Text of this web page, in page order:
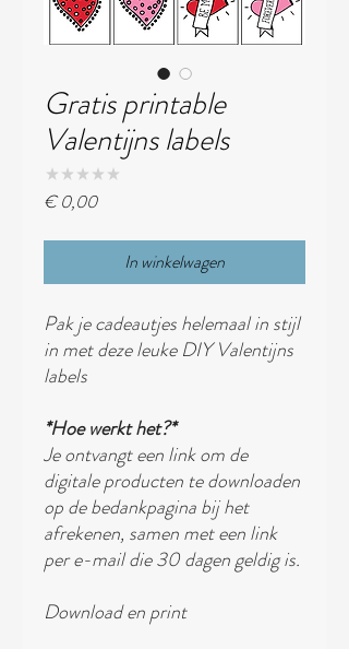
Gratis printable
Valentijns labels
★ ★ ★ ★ ★
€ 0,00Prijs
In winkelwagen
Pak je cadeautjes helemaal in stijl
in met deze leuke DIY Valentijns
labels
*Hoe werkt het?*
Je ontvangt een link om de
digitale producten te downloaden
op de bedankpagina bij het
afrekenen, samen met een link
per e-mail die 30 dagen geldig is.
Download en print